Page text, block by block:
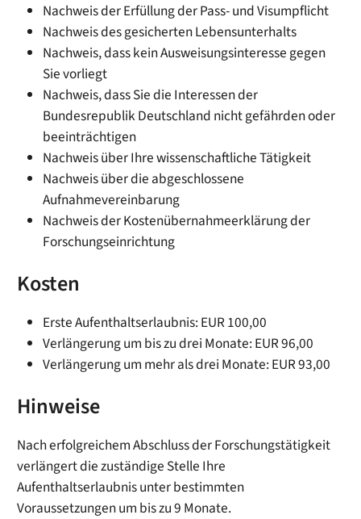
Nachweis der Erfüllung der Pass- und Visumpflicht
Nachweis des gesicherten Lebensunterhalts
Nachweis, dass kein Ausweisungsinteresse gegen
Sie vorliegt
Nachweis, dass Sie die Interessen der
Bundesrepublik Deutschland nicht gefährden oder
beeinträchtigen
Nachweis über Ihre wissenschaftliche Tätigkeit
Nachweis über die abgeschlossene
Aufnahmevereinbarung
Nachweis der Kostenübernahmeerklärung der
Forschungseinrichtung
Kosten
Erste Aufenthaltserlaubnis: EUR 100,00
Verlängerung um bis zu drei Monate: EUR 96,00
Verlängerung um mehr als drei Monate: EUR 93,00
Hinweise
Nach erfolgreichem Abschluss der Forschungstätigkeit
verlängert die zuständige Stelle Ihre
Aufenthaltserlaubnis unter bestimmten
Voraussetzungen um bis zu 9 Monate.